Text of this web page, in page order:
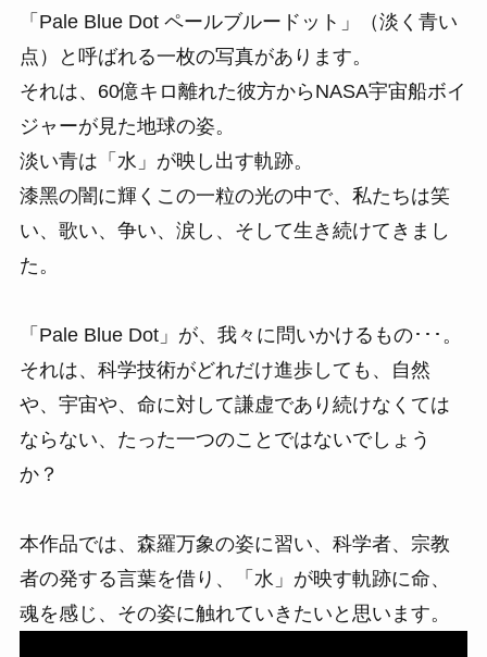
「Pale Blue Dot ペールブルードット」（淡く⻘い
点）と呼ばれる⼀枚の写真があります。
それは、60億キロ離れた彼⽅からNASA宇宙船ボイ
ジャーが⾒た地球の姿。
淡い⻘は「⽔」が映し出す軌跡。
漆⿊の闇に輝くこの⼀粒の光の中で、私たちは笑
い、歌い、争い、涙し、そして⽣き続けてきまし
た。
「Pale Blue Dot」が、我々に問いかけるもの･･･。
それは、科学技術がどれだけ進歩しても、⾃然
や、宇宙や、命に対して謙虚であり続けなくては
ならない、たった⼀つのことではないでしょう
か？
本作品では、森羅万象の姿に習い、科学者、宗教
者の発する⾔葉を借り、「⽔」が映す軌跡に命、
魂を感じ、その姿に触れていきたいと思います。